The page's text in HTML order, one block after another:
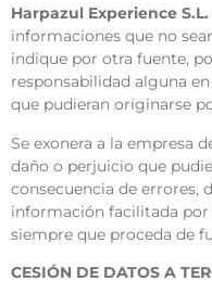
Harpazul Experience S.L.
informaciones que no
indique por otra fuente,
responsabilidad alguna
que pudieran originarse
Se exonera a la empresa
daño o perjuicio que
consecuencia de errores,
información facilitada por
siempre que proceda de
CESIÓN DE DATOS A